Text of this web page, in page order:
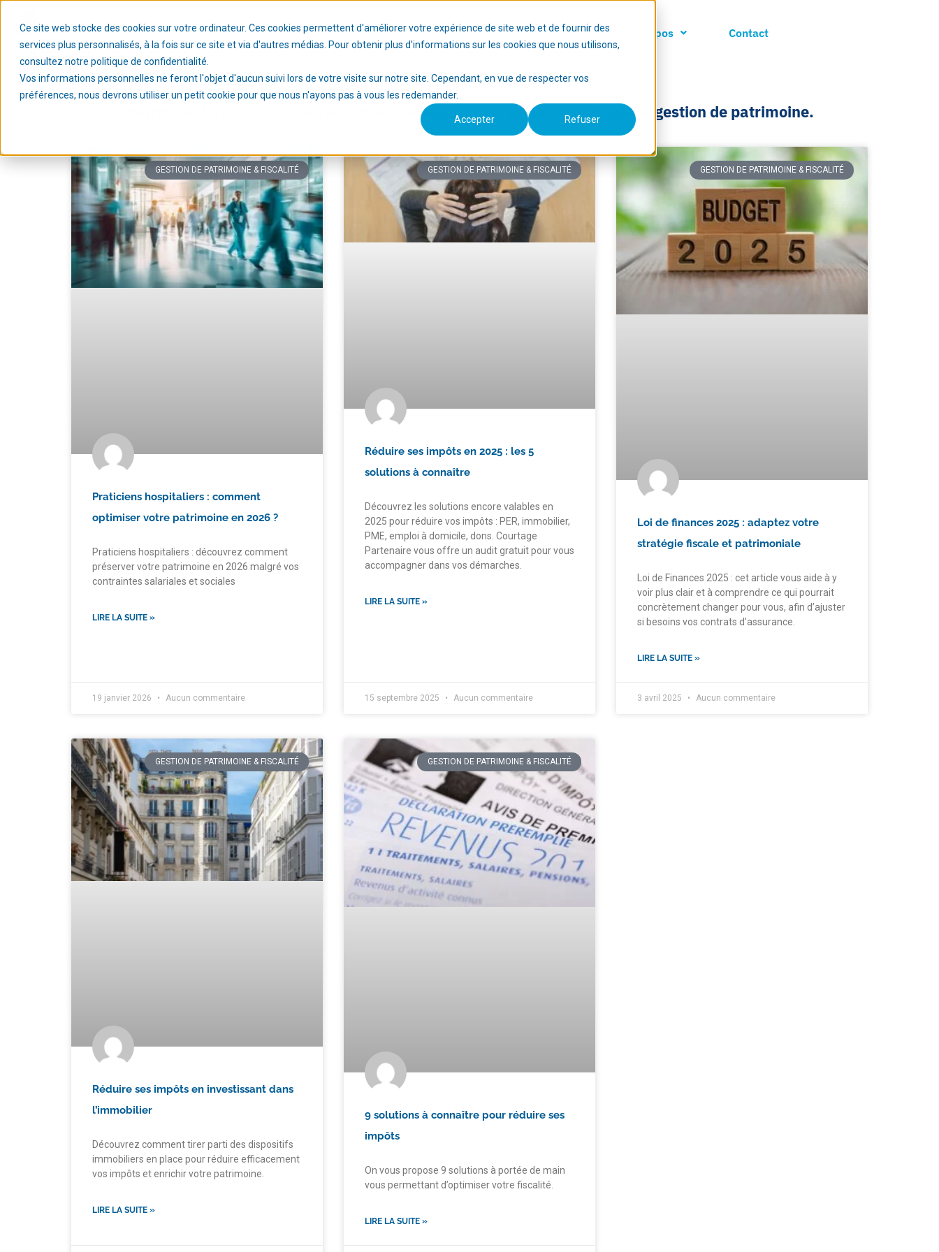
Ce site web stocke des cookies sur votre ordinateur. Ces cookies permettent d'améliorer votre expérience de site web et de fournir des
services plus personnalisés, à la fois sur ce site et via d'autres médias. Pour obtenir plus d'informations sur les cookies que nous utilisons,
consultez notre politique de confidentialité.
Vos informations personnelles ne feront l'objet d'aucun suivi lors de votre visite sur notre site. Cependant, en vue de respecter vos
préférences, nous devrons utiliser un petit cookie pour que nous n'ayons pas à vous les redemander.
Accepter Refuser
Nos services Vous êtes… Blog A propos Contact
Retrouvez ici nos actualités et conseils en assurance, protection sociale et gestion de patrimoine.
GESTION DE PATRIMOINE & FISCALITÉ
Praticiens hospitaliers : comment
optimiser votre patrimoine en 2026 ?
Praticiens hospitaliers : découvrez comment
préserver votre patrimoine en 2026 malgré vos
contraintes salariales et sociales
LIRE LA SUITE »
19 janvier 2026 Aucun commentaire
GESTION DE PATRIMOINE & FISCALITÉ
Réduire ses impôts en 2025 : les 5
solutions à connaître
Découvrez les solutions encore valables en
2025 pour réduire vos impôts : PER, immobilier,
PME, emploi à domicile, dons. Courtage
Partenaire vous offre un audit gratuit pour vous
accompagner dans vos démarches.
LIRE LA SUITE »
15 septembre 2025 Aucun commentaire
GESTION DE PATRIMOINE & FISCALITÉ
Loi de finances 2025 : adaptez votre
stratégie fiscale et patrimoniale
Loi de Finances 2025 : cet article vous aide à y
voir plus clair et à comprendre ce qui pourrait
concrètement changer pour vous, afin d’ajuster
si besoins vos contrats d’assurance.
LIRE LA SUITE »
3 avril 2025 Aucun commentaire
GESTION DE PATRIMOINE & FISCALITÉ
Réduire ses impôts en investissant dans
l’immobilier
Découvrez comment tirer parti des dispositifs
immobiliers en place pour réduire efficacement
vos impôts et enrichir votre patrimoine.
LIRE LA SUITE »
GESTION DE PATRIMOINE & FISCALITÉ
9 solutions à connaître pour réduire ses
impôts
On vous propose 9 solutions à portée de main
vous permettant d’optimiser votre fiscalité.
LIRE LA SUITE »